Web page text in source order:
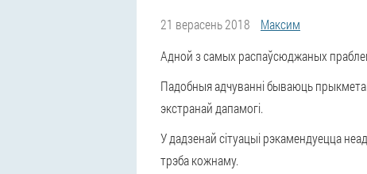
21 верасень 2018
Максим
Адной з самых распаўсюджаных праблем
Падобныя адчуванні бываюць
экстранай дапамогі.
У дадзенай сітуацыі рэкамендуецца
трэба кожнаму.